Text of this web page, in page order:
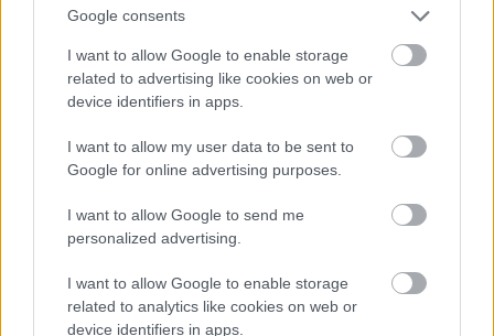
Google consents
I want to allow Google to enable storage
related to advertising like cookies on web or
device identifiers in apps.
I want to allow my user data to be sent to
Google for online advertising purposes.
I want to allow Google to send me
personalized advertising.
I want to allow Google to enable storage
related to analytics like cookies on web or
device identifiers in apps.
időben, 1898-ban készült el az intézet történelmi
atlasza is. A kötet térképeit ugyanazok a kiváló
történészek tervezték, akik a falitérkép-változatokat
is. Acsády Ignác (1847–1906), Cherven Flóris (1840–
1928), Márki Sándor, Marczali Henrik, Pauler Gyula.
és 8 lapos füzetben is meg lehetett vásárolni.